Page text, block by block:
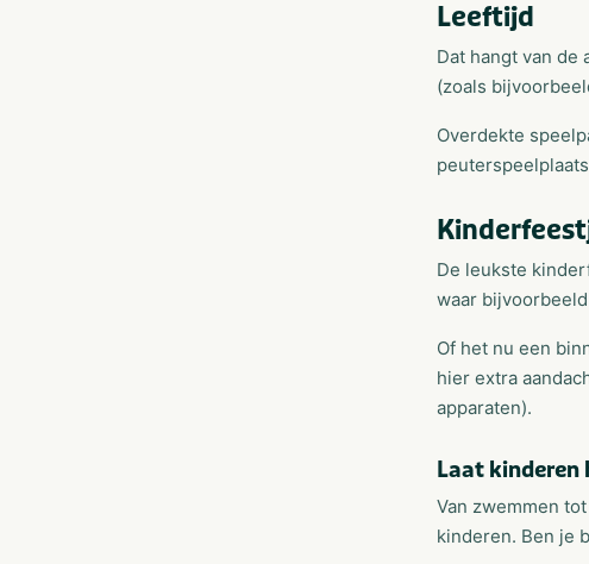
Leeftijd
Dat hangt van
(zoals
Overdekte
De leukste
waar
Of het nu een
hier extra
apparaten).
Laat kinderen
Van zwemmen
kinderen. Ben je